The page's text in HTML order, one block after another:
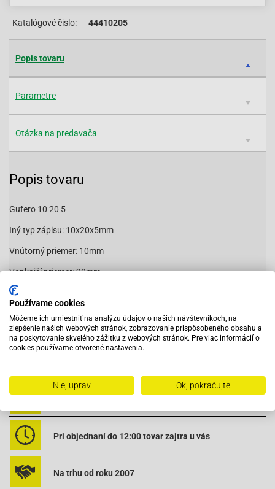
Katalógové čislo: 44410205
Popis tovaru
Parametre
Otázka na predavača
Popis tovaru
Gufero 10 20 5
Iný typ zápisu: 10x20x5mm
Vnútorný priemer: 10mm
Vonkajší priemer: 20mm
Šírka: 5mm
44410205
Pri objednaní do 12:00 tovar zajtra u vás
Na trhu od roku 2007
Používame cookies
Môžeme ich umiestniť na analýzu údajov o našich návštevníkoch, na
zlepšenie našich webových stránok, zobrazovanie prispôsobeného obsahu a
na poskytovanie skvelého zážitku z webových stránok. Pre viac informácií o
cookies používame otvorené nastavenia.
Nie, uprav Ok, pokračujte